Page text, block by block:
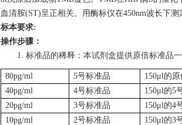
血清胺(ST)呈正相关。用酶标仪在450nm波长下
标本要求:
操作步骤 ：
1. 标准品的稀释：本试剂盒提供原倍标准品
80pg/ml 5号标准品
150μl的
40pg/ml
4号标准品
150μl的5
20pg/ml
3号标准品
150μl的4
10pg/ml
2号标准品
150μl的3